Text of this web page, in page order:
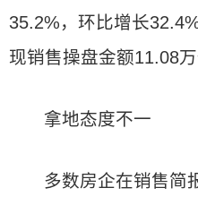
35.2%，环比增长
现销售操盘金额11.08
拿地态度不一
多数房企在销售简